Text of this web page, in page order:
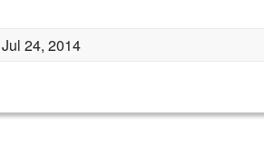
Jul 24, 2014